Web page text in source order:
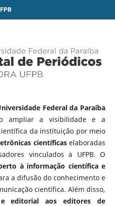
Federal da Paraíba
ampliar a visibilidade e a
da instituição por meio
científicaselaboradas
vinculados à UFPB. O
à informação científica e
a difusão do conhecimento e
científica. Além disso,
editorial aos editores de